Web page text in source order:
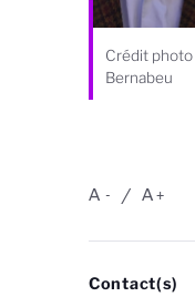
Crédit
Bernabeu
-
A +
A
Contact(s)